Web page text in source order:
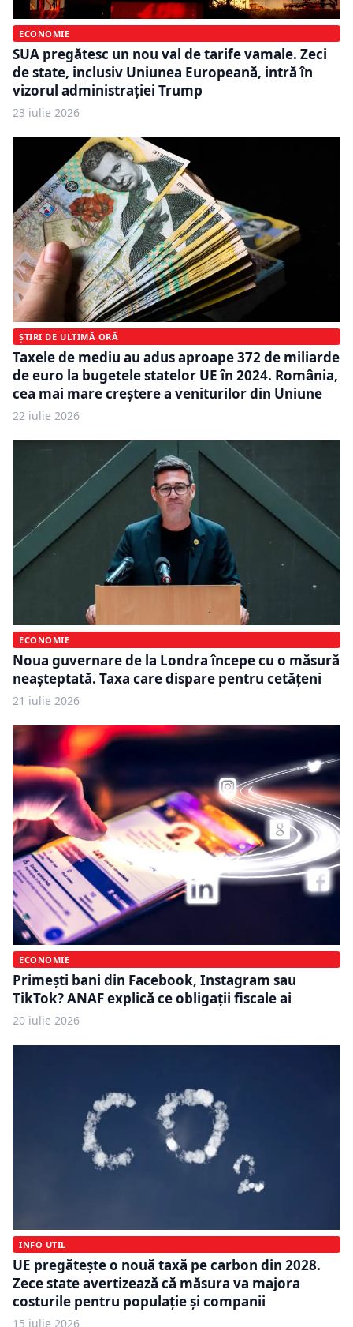
ECONOMIE
SUA pregătesc un nou val de tarife vamale. Zeci
de state, inclusiv Uniunea Europeană, intră în
vizorul administrației Trump
23 iulie 2026
ȘTIRI DE ULTIMĂ ORĂ
Taxele de mediu au adus aproape 372 de miliarde
de euro la bugetele statelor UE în 2024. România,
cea mai mare creștere a veniturilor din Uniune
22 iulie 2026
ECONOMIE
Noua guvernare de la Londra începe cu o măsură
neașteptată. Taxa care dispare pentru cetățeni
21 iulie 2026
ECONOMIE
Primești bani din Facebook, Instagram sau
TikTok? ANAF explică ce obligații fiscale ai
20 iulie 2026
INFO UTIL
UE pregătește o nouă taxă pe carbon din 2028.
Zece state avertizează că măsura va majora
costurile pentru populație și companii
15 iulie 2026